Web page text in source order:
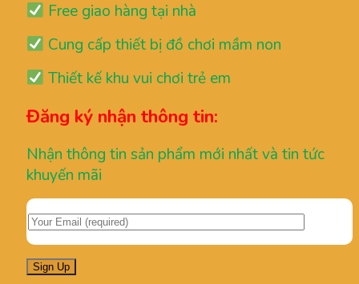
Free giao hàng tại nhà
Cung cấp thiết bị đồ chơi mầm non
Thiết kế khu vui chơi trẻ em
Đăng ký nhận thông tin:
Nhận thông tin sản phẩm mới nhất và tin tức
khuyến mãi